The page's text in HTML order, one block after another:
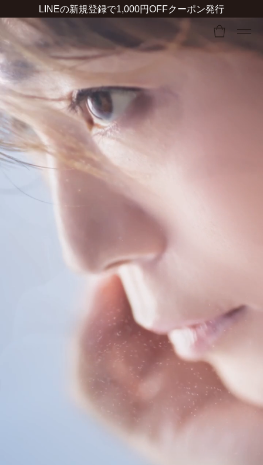
LINEの新規登録で1,000円OFFクーポン発行
ー